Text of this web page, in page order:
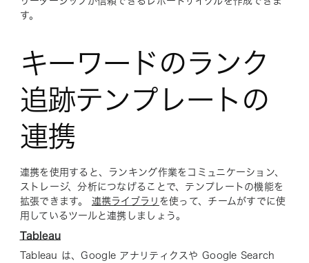
す。
キーワードのランク
追跡テンプレートの
連携
連携を使用すると、ランキング作業をコミュニケーション、
ストレージ、分析につなげることで、テンプレートの機能を
拡張できます。 連携ライブラリ を使って、チームがすでに使
用しているツールと連携しましょう。
Tableau
Tableau は、Google アナリティクスや Google Search